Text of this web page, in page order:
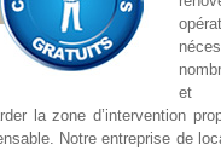
et
la zone d’intervention
Notre entreprise de